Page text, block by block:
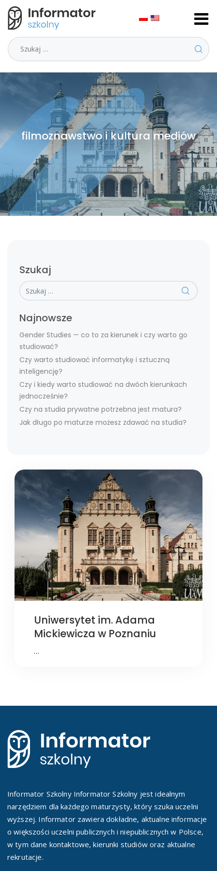
Szukaj
filmoznawstwo i kultura mediów
Szukaj
Szukaj
Najnowsze
Gender Studies — co to za kierunek i czy warto go
studiować?
Czy warto studiować informatykę i sztuczną
inteligencję?
Czy i kiedy warto studiować na dwóch kierunkach
jednocześnie?
Czy na studia prywatne potrzebna jest matura?
Jak długo po maturze możesz zdawać na studia?
Uniwersytet im. Adama
Mickiewicza w Poznaniu
…
Informator Szkolny Informator Szkolny jest idealnym
narzędziem dla każdego maturzysty, który szuka uczelni
wyższej. Informator zawiera dokładne, aktualne informacje
o większości uczelni publicznych i niepublicznych w Polsce,
w tym dane kontaktowe, kierunki studiów oraz aktualne
rekrutacje.